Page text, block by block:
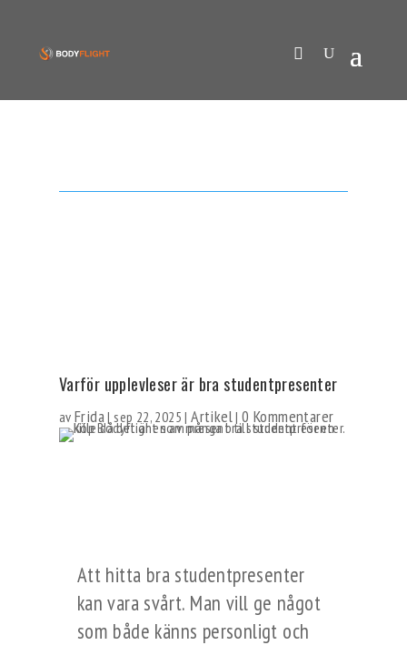
Varför upplevleser är bra studentpresenter
av Frida|sep 22, 2025 |Artikel|0 Kommentarer
Att hitta bra studentpresenter
kan vara svårt. Man vill ge något
som både känns personligt och